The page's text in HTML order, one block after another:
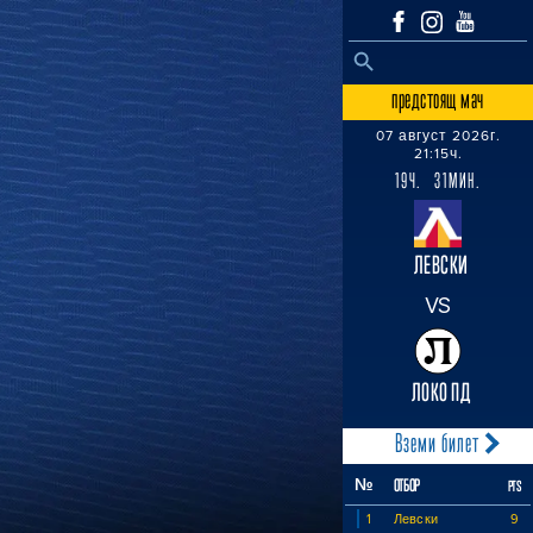
Search
SEARCH BUTTON
предстоящ мач
07 август 2026г.
21:15ч.
19Ч. 31МИН.
ЛЕВСКИ
VS
ЛОКО ПД
Вземи билет
№ ОТБОР PTS
1 Левски 9